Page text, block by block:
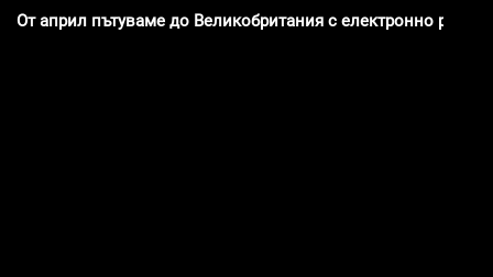
От април пътуваме до Великобритания с електронно